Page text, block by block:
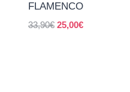
FLAMENCO
33,90€ 25,00€